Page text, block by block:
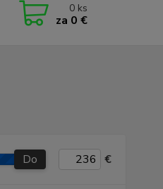
0 ks
za 0 €
Do €